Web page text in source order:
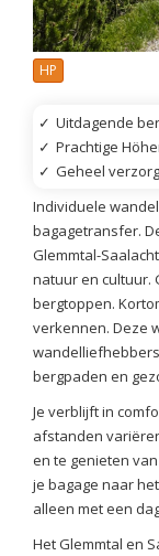
HP
✓ Uitdagende
✓ Prachtige
✓ Geheel
Individuele
bagagetransfer.
Glemmtal-
natuur en cultuur.
bergtoppen.
verkennen. Deze
bergpaden en
Je verblijft in
afstanden
en te genieten
je bagage naar
alleen met een
Het Glemmtal en